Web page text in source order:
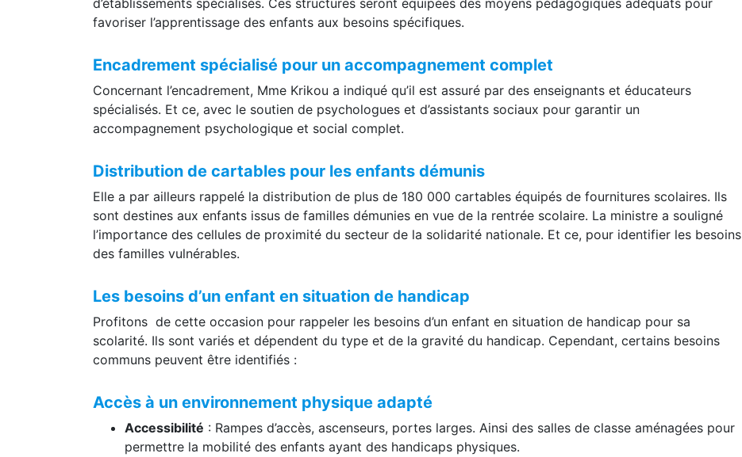
d’établissements spécialisés. Ces structures seront équipées des moyens pédagogiques adéquats pour
favoriser l’apprentissage des enfants aux besoins spécifiques.
Encadrement spécialisé pour un accompagnement complet
Concernant l’encadrement, Mme Krikou a indiqué qu’il est assuré par des enseignants et éducateurs
spécialisés. Et ce, avec le soutien de psychologues et d’assistants sociaux pour garantir un
accompagnement psychologique et social complet.
Distribution de cartables pour les enfants démunis
Elle a par ailleurs rappelé la distribution de plus de 180 000 cartables équipés de fournitures scolaires. Ils
sont destines aux enfants issus de familles démunies en vue de la rentrée scolaire. La ministre a souligné
l’importance des cellules de proximité du secteur de la solidarité nationale. Et ce, pour identifier les besoins
des familles vulnérables.
Les besoins d’un enfant en situation de handicap
Profitons de cette occasion pour rappeler les besoins d’un enfant en situation de handicap pour sa
scolarité. Ils sont variés et dépendent du type et de la gravité du handicap. Cependant, certains besoins
communs peuvent être identifiés :
Accès à un environnement physique adapté
Accessibilité : Rampes d’accès, ascenseurs, portes larges. Ainsi des salles de classe aménagées pour
permettre la mobilité des enfants ayant des handicaps physiques.